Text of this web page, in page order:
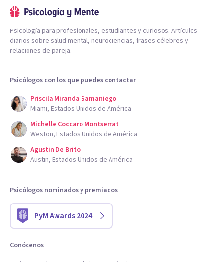
Psicología para profesionales, estudiantes y curiosos. Artículos
diarios sobre salud mental, neurociencias, frases célebres y
relaciones de pareja.
Psicólogos con los que puedes contactar
Priscila Miranda Samaniego
Miami, Estados Unidos de América
Michelle Coccaro Montserrat
Weston, Estados Unidos de América
Agustin De Brito
Austin, Estados Unidos de América
Psicólogos nominados y premiados
PyM Awards 2024
Conócenos